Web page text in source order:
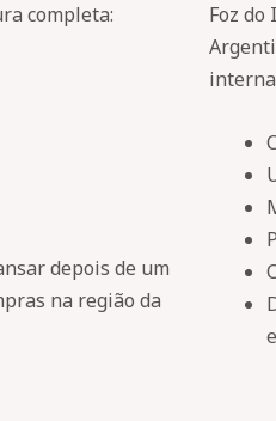
completa:
depois de um
na região da
Foz